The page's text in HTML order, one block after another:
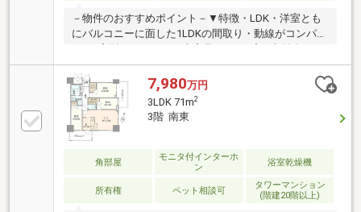
－物件のおすすめポイント－▼特徴・LDK・洋室とも
にバルコニーに面した1LDKの間取り・動線がコンパク
ンシェルジュ常駐・各フロアにゴミステーション設
置・ペット飼育可能(細則有)▼2026年8月室内リフォー
ム内容【交換】キッチン【その他】フローリング上張
り、全居室クロス張替、ハウスクリーニング▼周辺環
境・大宮高島屋 徒歩7分(約550m)・セブンイレブンさ
いたま下町3丁目店 徒歩4分(約270m)■ ご希望の住まい
探しをお手伝いします ━━━━━・・・物件の詳細・
ご相談はお気軽にお問い合わせください。
7,980万円
3LDK 71m2
3階 南東
角部屋
モニタ付インターホ
ン
浴室乾燥機
所有権 ペット相談可
タワーマンション
(階建20階以上)